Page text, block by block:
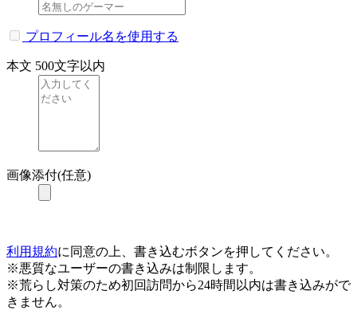
プロフィール名を使用する
本文 500文字以内
画像添付(任意)
利用規約に同意の上、書き込むボタンを押してください。
※悪質なユーザーの書き込みは制限します。
※荒らし対策のため初回訪問から24時間以内は書き込みがで
きません。